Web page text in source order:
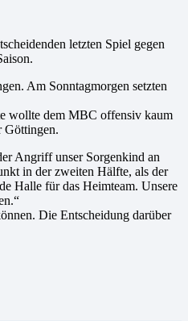
letzten Spiel gegen
Am Sonntagmorgen setzten
wollte dem MBC offensiv kaum
Göttingen.
Angriff unser Sorgenkind an
in der zweiten Hälfte, als der
Halle für das Heimteam. Unsere
Die Entscheidung darüber